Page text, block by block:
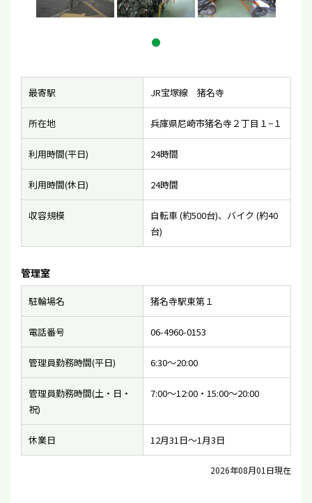
最寄駅 JR宝塚線 猪名寺
所在地 兵庫県尼崎市猪名寺２丁目１−１
利用時間(平日) 24時間
利用時間(休日) 24時間
収容規模
自転車 (約500台)、バイク (約40
台)
管理室
駐輪場名 猪名寺駅東第１
電話番号 06-4960-0153
管理員勤務時間(平日) 6:30〜20:00
管理員勤務時間(土・日・
祝)
7:00〜12:00・15:00〜20:00
休業日 12月31日〜1月3日
2026年08月01日現在